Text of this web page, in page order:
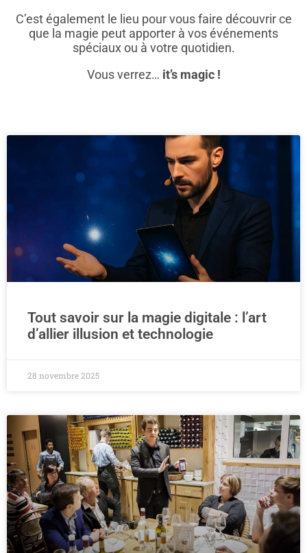
C’est également le lieu pour vous faire découvrir ce
que la magie peut apporter à vos événements
spéciaux ou à votre quotidien.
Vous verrez… it’s magic !
Tout savoir sur la magie digitale : l’art
d’allier illusion et technologie
28 novembre 2025